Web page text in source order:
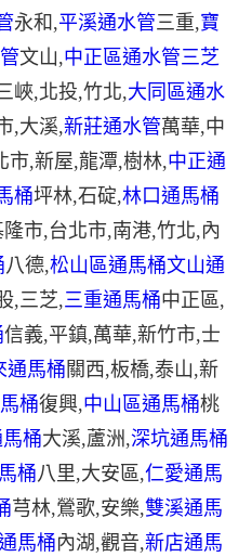
永和 ,平溪通水管三重,寶
文山,中正區通水管三芝
峽,北投,竹北,大同區通水
,大溪,新莊通水管萬華,中
市,新屋,龍潭,樹林,中正通
桶坪林,石碇,林口通馬桶
隆市,台北市,南港,竹北,內
八德,松山區通馬桶文山通
,三芝,三重通馬桶中正區,
信義,平鎮,萬華,新竹市,士
通馬桶關西,板橋,泰山,新
桶復興,中山區通馬桶桃
桶大溪,蘆洲 ,深坑通馬桶
桶八里,大安區,仁愛通馬
芎林,鶯歌,安樂,雙溪通馬
馬桶內湖,觀音,新店通馬